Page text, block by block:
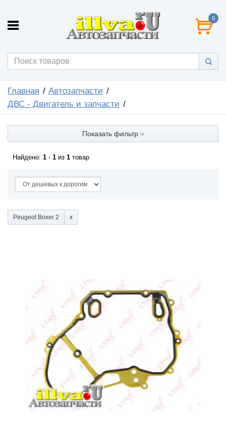
0
Главная
Автозапчасти
ДВС - Двигатель и запчасти
Показать фильтр
Найдено: 1 - 1 из 1 товар
Peugeot Boxer 2